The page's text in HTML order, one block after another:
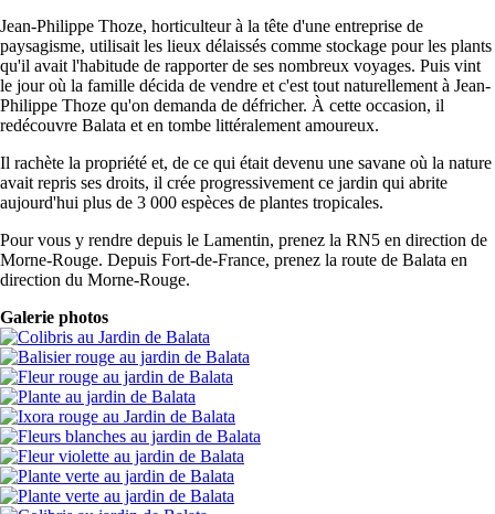
Jean-Philippe Thoze, horticulteur à la tête d'une entreprise de
paysagisme, utilisait les lieux délaissés comme stockage pour les plants
qu'il avait l'habitude de rapporter de ses nombreux voyages. Puis vint
le jour où la famille décida de vendre et c'est tout naturellement à Jean-
Philippe Thoze qu'on demanda de défricher. À cette occasion, il
redécouvre Balata et en tombe littéralement amoureux.
Il rachète la propriété et, de ce qui était devenu une savane où la nature
avait repris ses droits, il crée progressivement ce jardin qui abrite
aujourd'hui plus de 3 000 espèces de plantes tropicales.
Pour vous y rendre depuis le Lamentin, prenez la RN5 en direction de
Morne-Rouge. Depuis Fort-de-France, prenez la route de Balata en
direction du Morne-Rouge.
Galerie photos